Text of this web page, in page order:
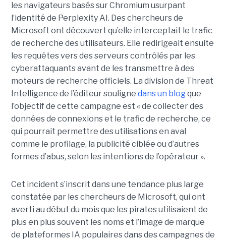
les navigateurs basés sur Chromium usurpant
l’identité de Perplexity AI. Des chercheurs de
Microsoft ont découvert qu’elle interceptait le trafic
de recherche des utilisateurs. Elle redirigeait ensuite
les requêtes vers des serveurs contrôlés par les
cyberattaquants avant de les transmettre à des
moteurs de recherche officiels. La division de Threat
Intelligence de l’éditeur souligne dans un blogque
l’objectif de cette campagne est « de collecter des
données de connexions et le trafic de recherche, ce
qui pourrait permettre des utilisations en aval
comme le profilage, la publicité ciblée ou d’autres
formes d’abus, selon les intentions de l’opérateur ».
Cet incident s’inscrit dans une tendance plus large
constatée par les chercheurs de Microsoft, qui ont
averti au début du mois que les pirates utilisaient de
plus en plus souvent les noms et l’image de marque
de plateformes IA populaires dans des campagnes de